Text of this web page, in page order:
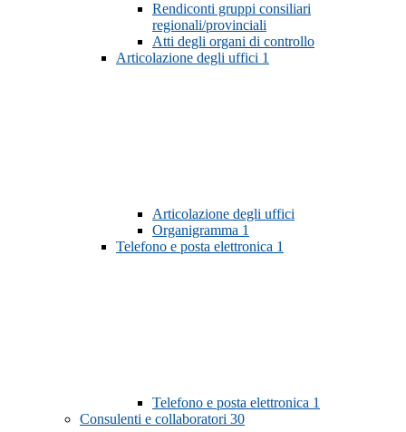
Rendiconti gruppi consiliari
regionali/provinciali
Atti degli organi di controllo
Articolazione degli uffici 1
Articolazione degli uffici
Organigramma 1
Telefono e posta elettronica 1
Telefono e posta elettronica 1
Consulenti e collaboratori 30